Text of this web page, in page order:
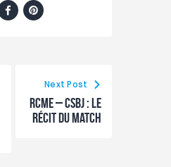
Next Post
RCME – CSBJ : le
récit du match